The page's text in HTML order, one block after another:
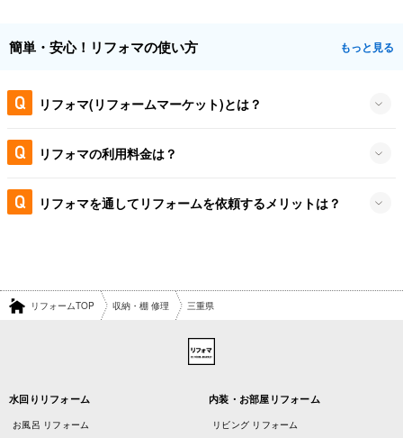
簡単・安心！リフォマの使い方 もっと見る
リフォマ(リフォームマーケット)とは？
リフォマの利用料金は？
リフォマを通してリフォームを依頼するメリットは？
リフォームTOP 収納・棚 修理 三重県
水回りリフォーム
お風呂 リフォーム
内装・お部屋リフォーム
リビング リフォーム